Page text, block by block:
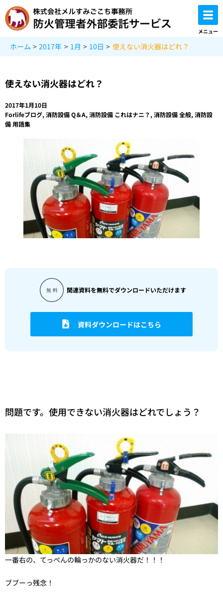
容
を
メニュー
ホーム 2017年 1月 10日 使えない消火器はどれ？
使えない消火器はどれ？
2017年1月10日
Forlifeブログ, 消防設備 Q＆A, 消防設備 これはナニ？ , 消防設備 全般, 消防設
備 用語集
関連資料を無料でダウンロードいただけます
資料ダウンロードはこちら
問題です。使用できない消火器はどれでしょう？
一番右の、てっぺんの輪っかのない消火器だ！！！
ブブーっ残念！